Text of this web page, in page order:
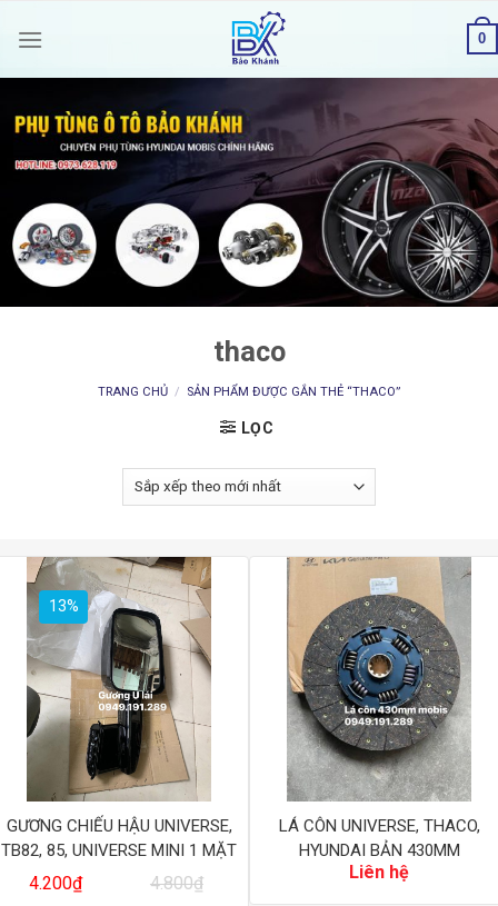
0
thaco
TRANG CHỦ / SẢN PHẨM ĐƯỢC GẮN THẺ “THACO”
LỌC
13%
GƯƠNG CHIẾU HẬU UNIVERSE,
TB82, 85, UNIVERSE MINI 1 MẶT
MOBIS BÊN LÁI
4.800₫
gốc
4.200₫
hiện
LÁ CÔN UNIVERSE, THACO,
HYUNDAI BẢN 430MM
Liên hệ